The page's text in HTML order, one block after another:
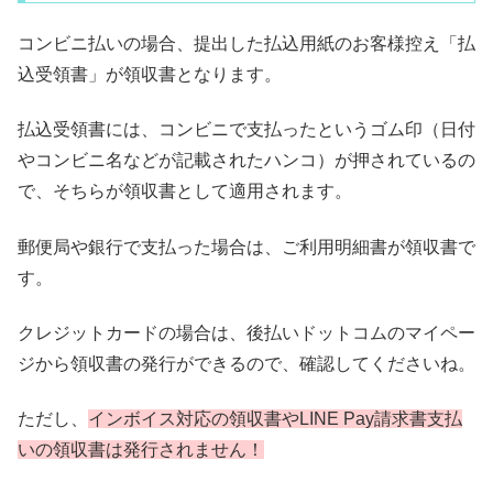
コンビニ払いの場合、提出した払込用紙のお客様控え「払
込受領書」が領収書となります。
払込受領書には、コンビニで支払ったというゴム印（日付
やコンビニ名などが記載されたハンコ）が押されているの
で、そちらが領収書として適用されます。
郵便局や銀行で支払った場合は、ご利用明細書が領収書で
す。
クレジットカードの場合は、後払いドットコムのマイペー
ジから領収書の発行ができるので、確認してくださいね。
ただし、 インボイス対応の領収書やLINE Pay請求書支払
いの領収書は発行されません！